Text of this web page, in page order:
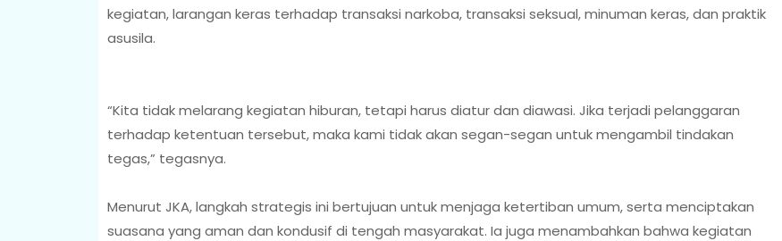
kegiatan, larangan keras terhadap transaksi narkoba, transaksi seksual, minuman keras, dan praktik
asusila.
“Kita tidak melarang kegiatan hiburan, tetapi harus diatur dan diawasi. Jika terjadi pelanggaran
terhadap ketentuan tersebut, maka kami tidak akan segan-segan untuk mengambil tindakan
tegas,” tegasnya.
Menurut JKA, langkah strategis ini bertujuan untuk menjaga ketertiban umum, serta menciptakan
suasana yang aman dan kondusif di tengah masyarakat. Ia juga menambahkan bahwa kegiatan